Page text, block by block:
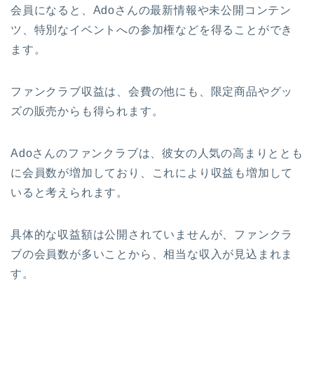
会員になると、Adoさんの最新情報や未公開コンテン
ツ、特別なイベントへの参加権などを得ることができ
ます。
ファンクラブ収益は、会費の他にも、限定商品やグッ
ズの販売からも得られます。
Adoさんのファンクラブは、彼女の人気の高まりととも
に会員数が増加しており、これにより収益も増加して
いると考えられます。
具体的な収益額は公開されていませんが、ファンクラ
ブの会員数が多いことから、相当な収入が見込まれま
す。